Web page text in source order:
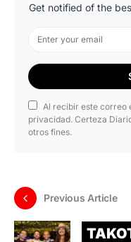
Get notified of the
Al recibir este correo
privacidad. Certeza
otros fines.
Previous Article